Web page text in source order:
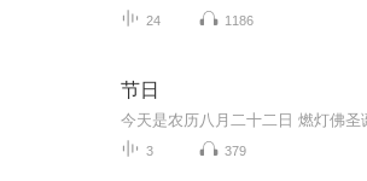
24 1186
节日
今天是农历八月二十二日 燃灯佛圣
3 379